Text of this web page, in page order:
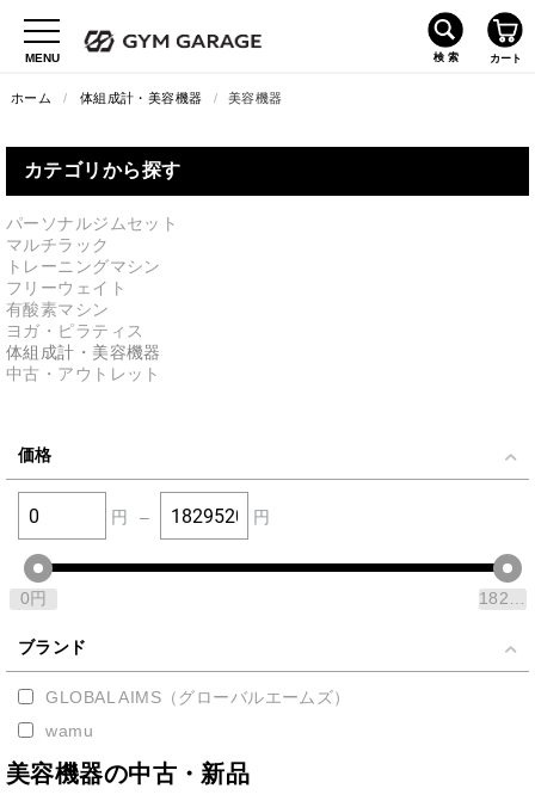
ホーム / 体組成計・美容機器 / 美容機器
カテゴリから探す
パーソナルジムセット
マルチラック
トレーニングマシン
フリーウェイト
有酸素マシン
ヨガ・ピラティス
体組成計・美容機器
中古・アウトレット
価格
円 – 円
0円 1829520
ブランド
GLOBAL AIMS（グローバルエームズ）
wamu
美容機器の中古・新品